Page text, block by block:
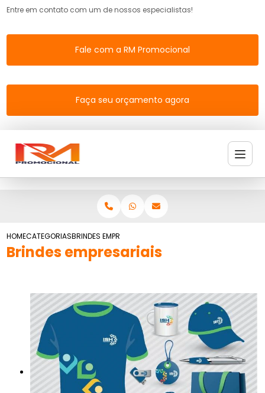
Entre em contato com um de nossos especialistas!
Fale com a RM Promocional
Faça seu orçamento agora
HOMECATEGORIASBRINDES EMPRESARIAIS
Brindes empresariais